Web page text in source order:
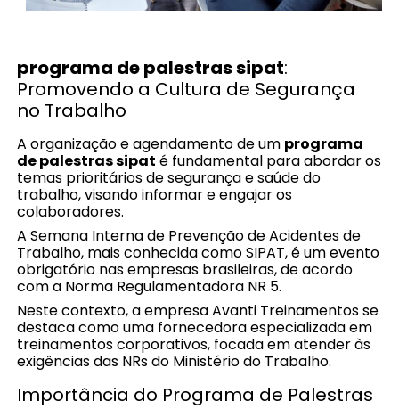
programa de palestras sipat:
Promovendo a Cultura de Segurança
no Trabalho
A organização e agendamento de um programa
de palestras sipat é fundamental para abordar os
temas prioritários de segurança e saúde do
trabalho, visando informar e engajar os
colaboradores.
A Semana Interna de Prevenção de Acidentes de
Trabalho, mais conhecida como SIPAT, é um evento
obrigatório nas empresas brasileiras, de acordo
com a Norma Regulamentadora NR 5.
Neste contexto, a empresa Avanti Treinamentos se
destaca como uma fornecedora especializada em
treinamentos corporativos, focada em atender às
exigências das NRs do Ministério do Trabalho.
Importância do Programa de Palestras